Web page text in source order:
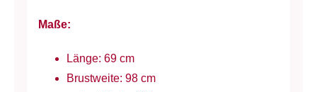
Maße:
Länge: 69 cm
Brustweite: 98 cm